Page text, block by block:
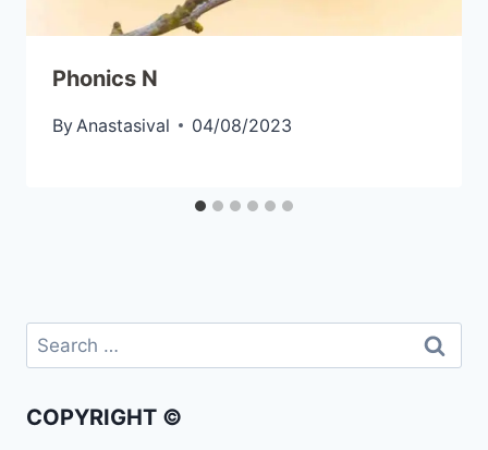
Phonics N
By Anastasival 04/08/2023
COPYRIGHT ©